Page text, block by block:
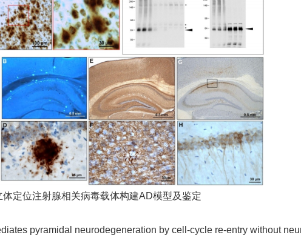
体定位注射腺相关病毒载体构建AD模型及鉴定
pyramidal neurodegeneration by cell-cycle re-entry without